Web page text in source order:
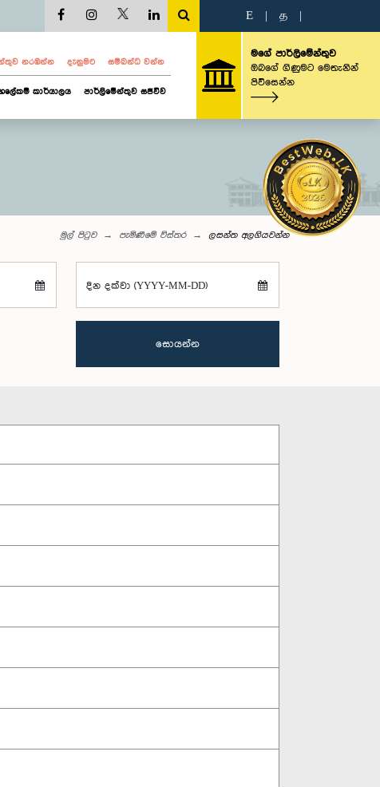
E த
නරඹන්න දැනුමට සම්බන්ධ වන්න
කාර්යාලය පාර්ලිමේන්තුව සජීවීව
මගේ පාර්ලිමේන්තුව
ඔබගේ ගිණුමට මෙතැනින්
පිවිසෙන්න
මුල් පිටුව පැමිණීමේ විස්තර ලසන්ත අලගියවන්න
දින දක්වා (YYYY-MM-DD)
සොයන්න